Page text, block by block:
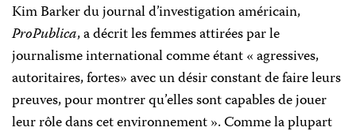
Kim Barker du journal d’investigation américain,
ProPublica, a décrit les femmes attirées par le
journalisme international comme étant « agressives,
autoritaires, fortes» avec un désir constant de faire leurs
preuves, pour montrer qu’elles sont capables de jouer
leur rôle dans cet environnement ». Comme la plupart